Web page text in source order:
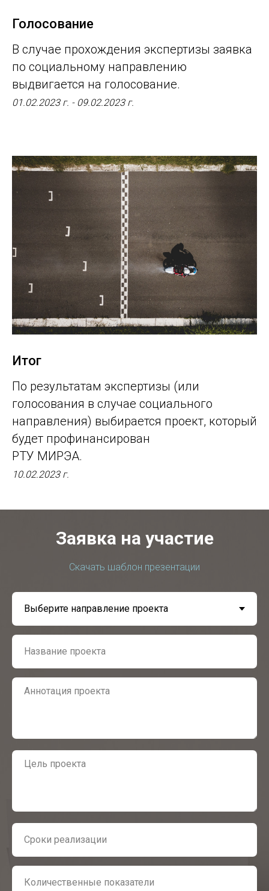
Голосование
В случае прохождения экспертизы заявка
по социальному направлению
выдвигается на голосование.
01.02.2023 г. - 09.02.2023 г.
Итог
По результатам экспертизы (или
голосования в случае социального
направления) выбирается проект, который
будет профинансирован
РТУ МИРЭА.
10.02.2023 г.
Заявка на участие
Скачать шаблон презентации